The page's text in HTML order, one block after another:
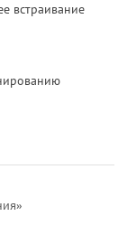
встраивание